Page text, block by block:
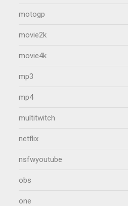
motogp
movie2k
movie4k
mp3
mp4
multitwitch
netflix
nsfwyoutube
obs
one